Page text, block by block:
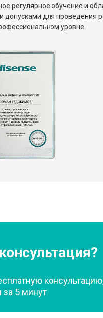
регулярное обучение и
допусками для проведения
уровне.
консультацию,
за 5 минут